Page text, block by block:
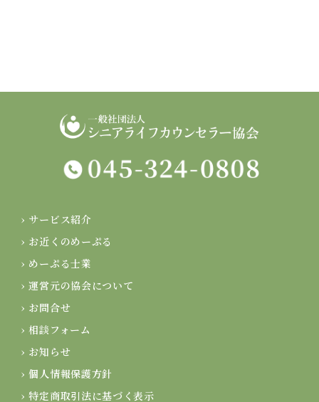
› サービス紹介
› お近くのめーぷる
› めーぷる士業
› 運営元の協会について
› お問合せ
› 相談フォーム
› お知らせ
› 個人情報保護方針
› 特定商取引法に基づく表示